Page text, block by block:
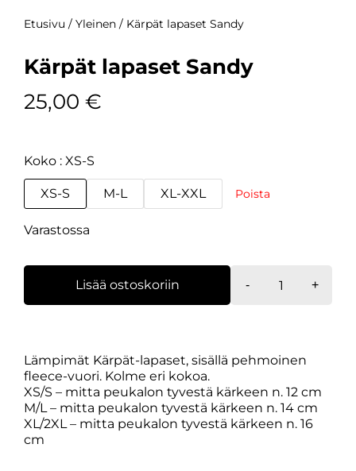
Etusivu / Yleinen / Kärpät lapaset Sandy
Kärpät lapaset Sandy
25,00 €
Koko XS-S
XS-S M-L XL-XXL Poista
Varastossa
-
Kärpät
+
Lisää ostoskoriin
Lämpimät Kärpät-lapaset, sisällä pehmoinen
fleece-vuori. Kolme eri kokoa.
XS/S – mitta peukalon tyvestä kärkeen n. 12 cm
M/L – mitta peukalon tyvestä kärkeen n. 14 cm
XL/2XL – mitta peukalon tyvestä kärkeen n. 16
cm